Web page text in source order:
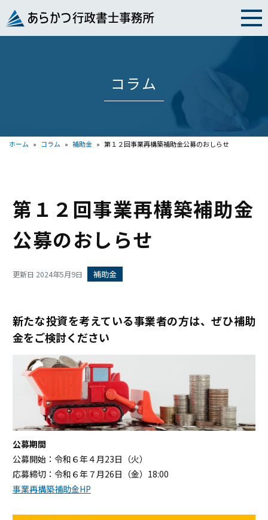
Skip
to
content
コラム
ホーム » コラム » 補助金 » 第１２回事業再構築補助金公募のおしらせ
第１２回事業再構築補助金
公募のおしらせ
更新日 2024年5月9日 補助金
新たな投資を考えている事業者の方は、ぜひ補助
金をご検討ください
公募期間
公募開始：令和６年４月23日（火）
応募締切：令和６年７月26日（金）18:00
事業再構築補助金HP